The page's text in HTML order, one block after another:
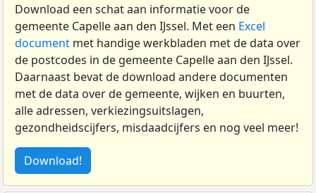
Download een schat aan informatie voor de
gemeente Capelle aan den IJssel. Met een Excel
document met handige werkbladen met de data over
de postcodes in de gemeente Capelle aan den IJssel.
Daarnaast bevat de download andere documenten
met de data over de gemeente, wijken en buurten,
alle adressen, verkiezingsuitslagen,
gezondheidscijfers, misdaadcijfers en nog veel meer!
Download!